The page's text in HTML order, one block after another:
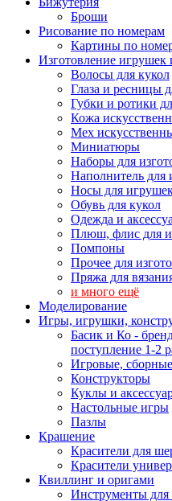
Броши
Рисование по номерам
Картины по
Изготовление игрушек
Волосы для кукол
Глаза и ресницы
Губки и ротики
Кожа
Мех
Миниатюры
Наборы для
Наполнитель для
Носы для
Обувь для кукол
Одежда и
Плюш, флис для
Помпоны
Прочее для
Пряжа для
и много ещё
Моделирование
Игры, игрушки,
Басик и Ко -
поступление 1-2
Игровые,
Конструкторы
Куклы и
Настольные игры
Пазлы
Крашение
Красители для
Красители
Квиллинг и оригами
Инструменты для